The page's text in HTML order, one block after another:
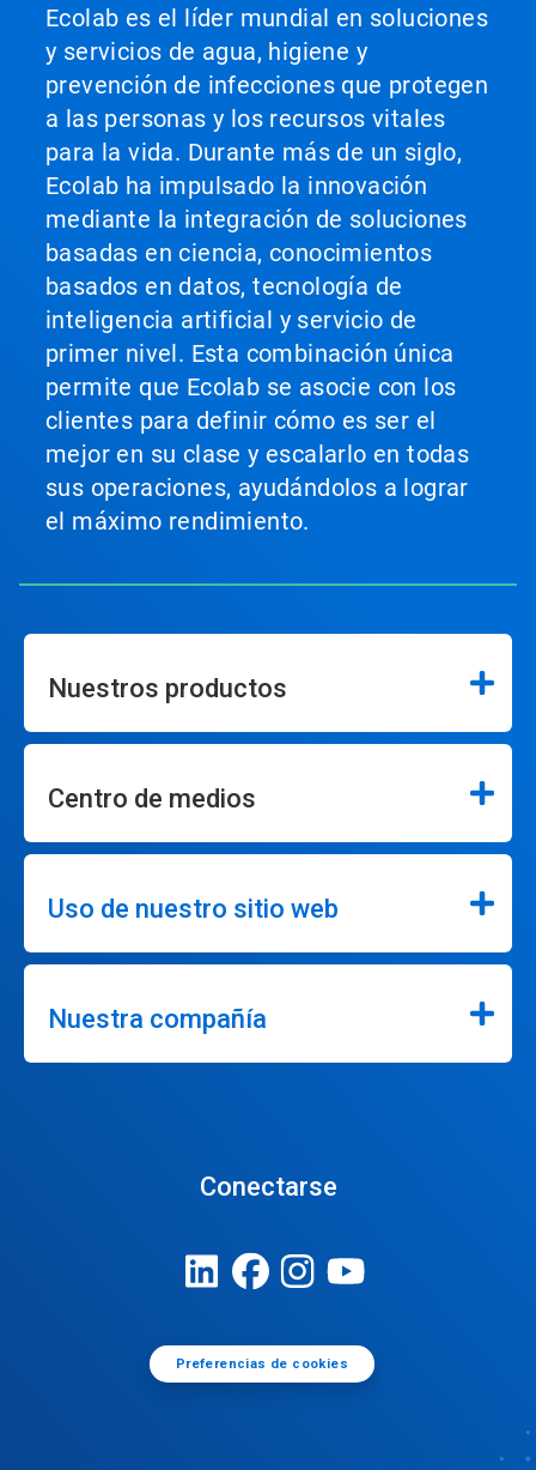
Ecolab es el líder mundial en soluciones
y servicios de agua, higiene y
prevención de infecciones que protegen
a las personas y los recursos vitales
para la vida. Durante más de un siglo,
Ecolab ha impulsado la innovación
mediante la integración de soluciones
basadas en ciencia, conocimientos
basados en datos, tecnología de
inteligencia artificial y servicio de
primer nivel. Esta combinación única
permite que Ecolab se asocie con los
clientes para definir cómo es ser el
mejor en su clase y escalarlo en todas
sus operaciones, ayudándolos a lograr
el máximo rendimiento.
Nuestros productos
Centro de medios
Uso de nuestro sitio web
Nuestra compañía
Conectarse
Preferencias de cookies